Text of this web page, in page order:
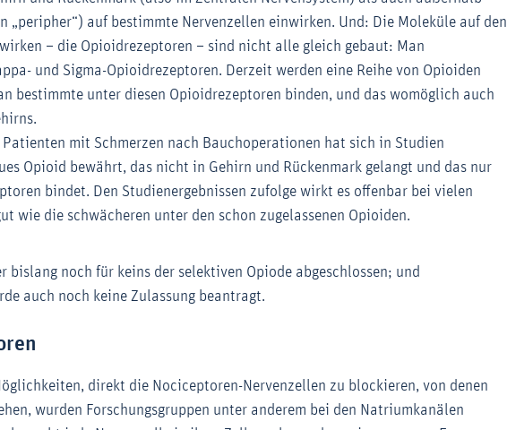
„peripher“) auf bestimmte Nervenzellen einwirken. Und: Die Moleküle auf den
– die Opioidrezeptoren – sind nicht alle gleich gebaut: Man
und Sigma-Opioidrezeptoren. Derzeit werden eine Reihe von Opioiden
bestimmte unter diesen Opioidrezeptoren binden, und das womöglich auch
mit Schmerzen nach Bauchoperationen hat sich in Studien
Opioid bewährt, das nicht in Gehirn und Rückenmark gelangt und das nur
bindet. Den Studienergebnissen zufolge wirkt es offenbar bei vielen
wie die schwächeren unter den schon zugelassenen Opioiden.
bislang noch für keins der selektiven Opiode abgeschlossen; und
auch noch keine Zulassung beantragt.
direkt die Nociceptoren-Nervenzellen zu blockieren, von denen
wurden Forschungsgruppen unter anderem bei den Natriumkanälen